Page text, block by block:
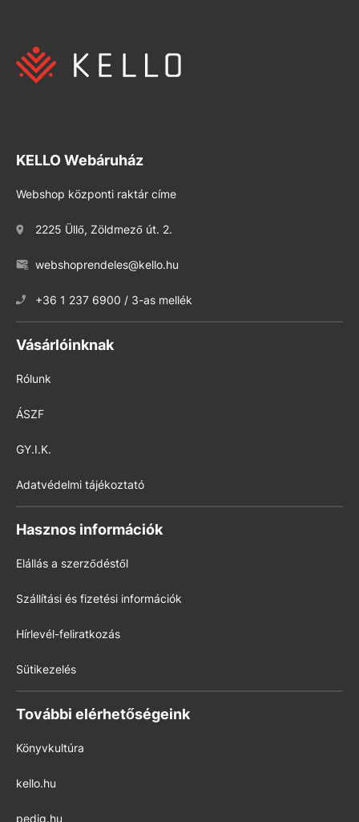
KELLO Webáruház
Webshop központi raktár címe
2225 Üllő, Zöldmező út. 2.
webshoprendeles@kello.hu
+36 1 237 6900 / 3-as mellék
Vásárlóinknak
Rólunk
ÁSZF
GY.I.K.
Adatvédelmi tájékoztató
Hasznos információk
Elállás a szerződéstől
Szállítási és fizetési információk
Hírlevél-feliratkozás
Sütikezelés
További elérhetőségeink
Könyvkultúra
kello.hu
pedig.hu